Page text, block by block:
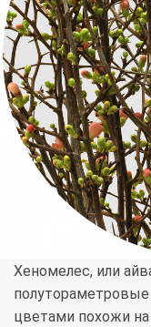
Хеномелес, или
цветами похожи